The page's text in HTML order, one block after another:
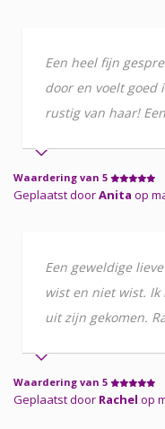
Een heel fijn
door en voelt goed
rustig van haar!
Waardering van 5
Geplaatst doorAnita op
Een geweldige
wist en niet wist.
uit zijn gekomen.
Waardering van 5
Geplaatst door Rachel op